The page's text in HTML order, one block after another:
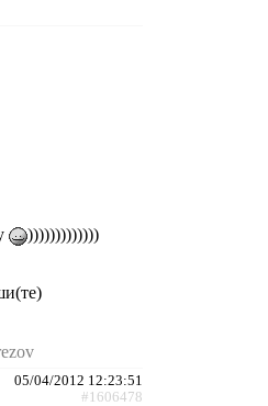
)))))))))))))
05/04/2012 12:23:51
#1606478